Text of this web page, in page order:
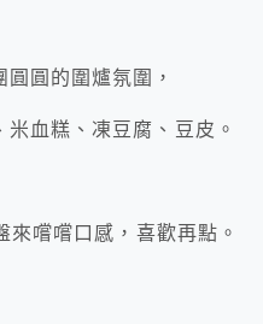
圓的圍爐氛圍，
血糕、凍豆腐、豆皮。
嚐嚐口感，喜歡再點。